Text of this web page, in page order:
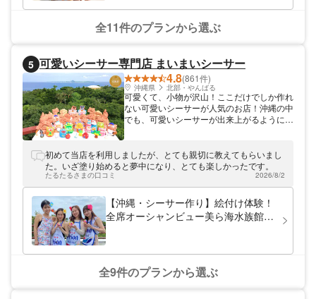
全11件のプランから選ぶ
5 可愛いシーサー専門店 まいまいシーサー
4.8(861件)
沖縄県 北部・やんばる
可愛くて、小物が沢山！ここだけでしか作れ
ない可愛いシーサーが人気のお店！沖縄の中
でも、可愛いシーサーが出来上がるように工
いくて愛着のわく沢山のシーサー・沖縄らし
い小物アイテム、あるいは自分らしい特別な
小物アイテム、可愛いハートやシーグラス、
琉球ガラスの台。 沖縄ではここでしか作れ
ない特別なシーサーを求めての来店も多数。
ハネムーンの記念や結婚される友人へのプレ
ゼントとして作る「ウェディングシーサー
成で作る「ファミリーシーサー®」。 小物ア
イテムを付けれる「瀬底島まいまいシーサー
®」商標登録を取得し、沖縄では唯一制作で
初めて当店を利用しましたが、とても親切に教えてもらいまし
た。いざ塗り始めると夢中になり、とても楽しかったです。
たるたるさまの口コミ 2026/8/2
【沖縄・シーサー作り】絵付け体験！
全席オーシャンビュー美ら海水族館ま
全9件のプランから選ぶ